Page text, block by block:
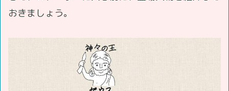
おきましょう。